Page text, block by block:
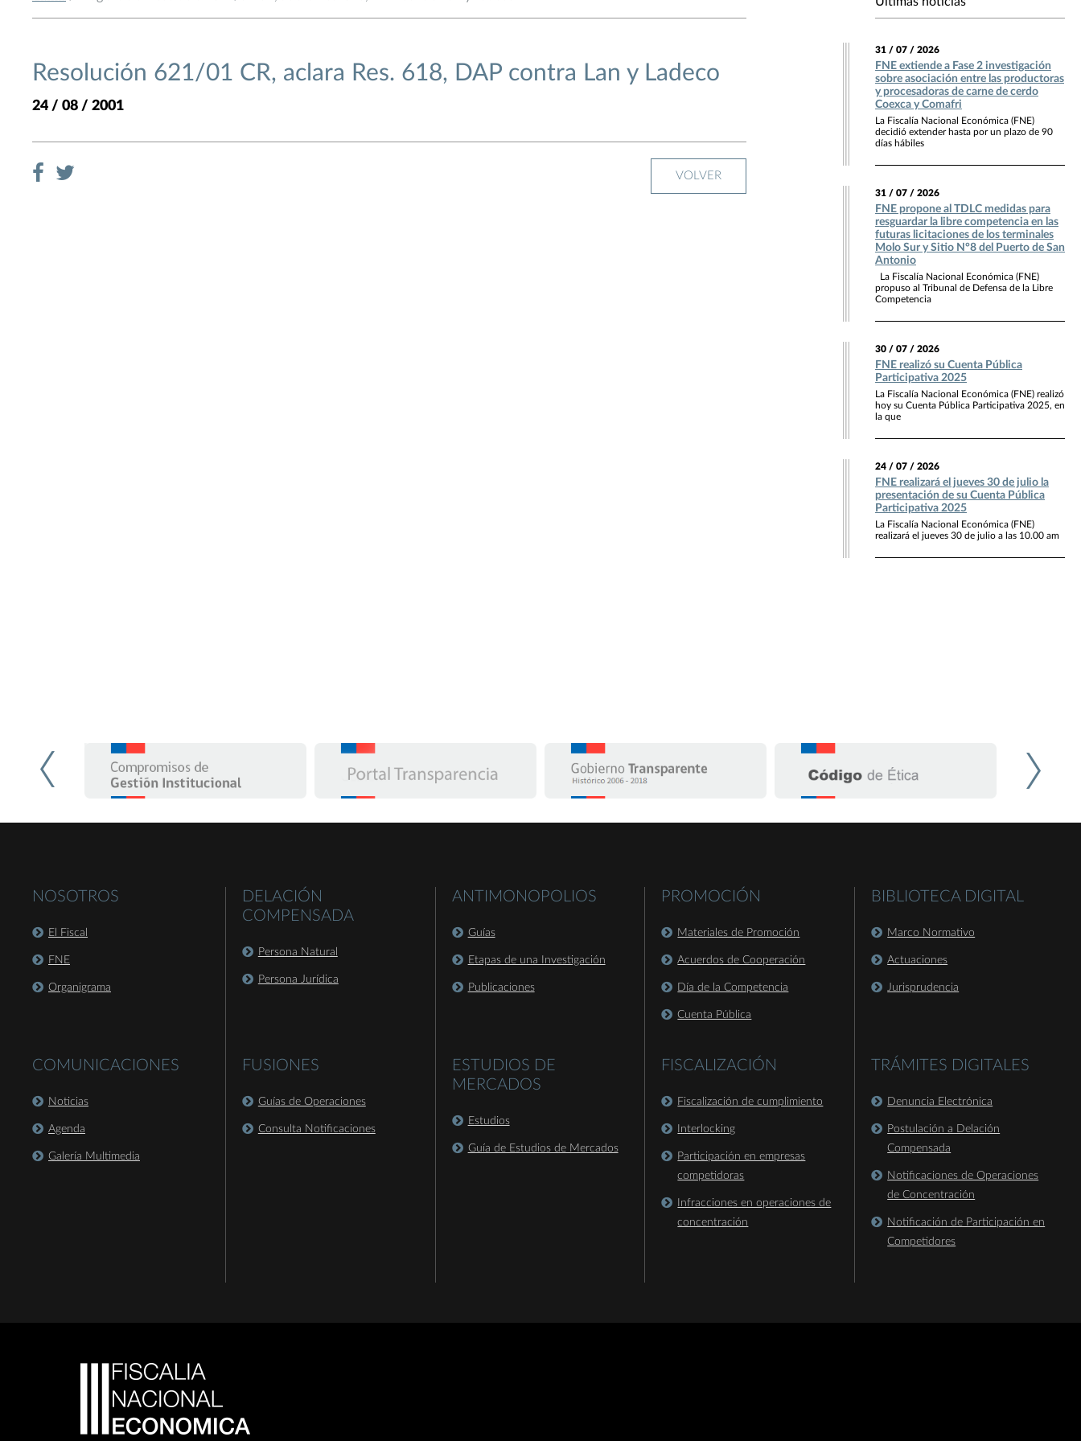
Resolución 621/01 CR, aclara Res. 618, DAP contra Lan y Ladeco
24 / 08 / 2001
VOLVER
31 / 07 / 2026
FNE extiende a Fase 2 investigación
sobre asociación entre las productoras
y procesadoras de carne de cerdo
Coexca y Comafri
La Fiscalía Nacional Económica (FNE)
decidió extender hasta por un plazo de 90
días hábiles
31 / 07 / 2026
FNE propone al TDLC medidas para
resguardar la libre competencia en las
futuras licitaciones de los terminales
Molo Sur y Sitio N°8 del Puerto de San
Antonio
La Fiscalía Nacional Económica (FNE)
propuso al Tribunal de Defensa de la Libre
Competencia
30 / 07 / 2026
FNE realizó su Cuenta Pública
Participativa 2025
La Fiscalía Nacional Económica (FNE) realizó
hoy su Cuenta Pública Participativa 2025, en
la que
24 / 07 / 2026
FNE realizará el jueves 30 de julio la
presentación de su Cuenta Pública
Participativa 2025
La Fiscalía Nacional Económica (FNE)
realizará el jueves 30 de julio a las 10.00 am
NOSOTROS
El Fiscal
FNE
Organigrama
COMUNICACIONES
Noticias
Agenda
Galería Multimedia
DELACIÓN
COMPENSADA
Persona Natural
Persona Jurídica
FUSIONES
Guías de Operaciones
Consulta Notificaciones
ANTIMONOPOLIOS
Guías
Etapas de una Investigación
Publicaciones
ESTUDIOS DE
MERCADOS
Estudios
Guía de Estudios de Mercados
PROMOCIÓN
Materiales de Promoción
Acuerdos de Cooperación
Día de la Competencia
Cuenta Pública
FISCALIZACIÓN
Fiscalización de cumplimiento
Interlocking
Participación en empresas
competidoras
Infracciones en operaciones de
concentración
BIBLIOTECA DIGITAL
Marco Normativo
Actuaciones
Jurisprudencia
TRÁMITES DIGITALES
Denuncia Electrónica
Postulación a Delación
Compensada
Notificaciones de Operaciones
de Concentración
Notificación de Participación en
Competidores